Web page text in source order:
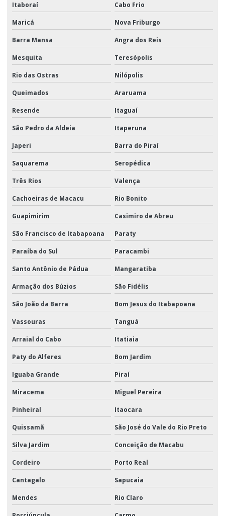
Itaboraí Cabo Frio
Maricá Nova Friburgo
Barra Mansa Angra dos Reis
Mesquita Teresópolis
Rio das Ostras Nilópolis
Queimados Araruama
Resende Itaguaí
São Pedro da Aldeia Itaperuna
Japeri Barra do Piraí
Saquarema Seropédica
Três Rios Valença
Cachoeiras de Macacu Rio Bonito
Guapimirim Casimiro de Abreu
São Francisco de Itabapoana Paraty
Paraíba do Sul Paracambi
Santo Antônio de Pádua Mangaratiba
Armação dos Búzios São Fidélis
São João da Barra Bom Jesus do Itabapoana
Vassouras Tanguá
Arraial do Cabo Itatiaia
Paty do Alferes Bom Jardim
Iguaba Grande Piraí
Miracema Miguel Pereira
Pinheiral Itaocara
Quissamã São José do Vale do Rio Preto
Silva Jardim Conceição de Macabu
Cordeiro Porto Real
Cantagalo Sapucaia
Mendes Rio Claro